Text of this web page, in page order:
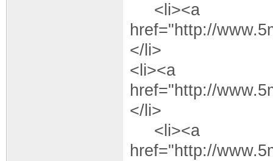
<li><a
href="http://
</li>
<li><a
href="http://
</li>
<li><a
href="http://